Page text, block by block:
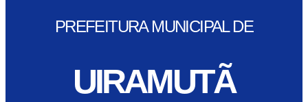
PREFEITURA MUNICIPAL DE
UIRAMUTÃ